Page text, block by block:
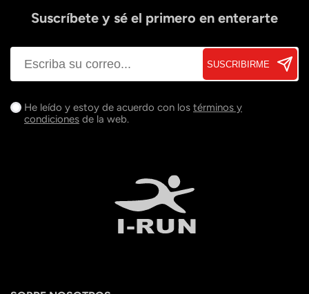
Suscríbete y sé el primero en enterarte
SUSCRIBIRME
He leído y estoy de acuerdo con los términos y
condiciones de la web.